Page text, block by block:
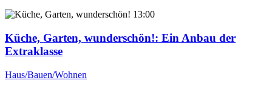
13:00
Küche, Garten, wunderschön!: Ein Anbau der
Extraklasse
Haus/Bauen/Wohnen